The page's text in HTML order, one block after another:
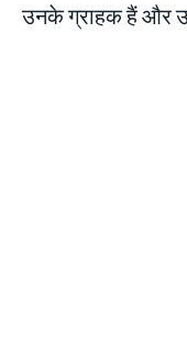
उनके ग्राहक हैं और